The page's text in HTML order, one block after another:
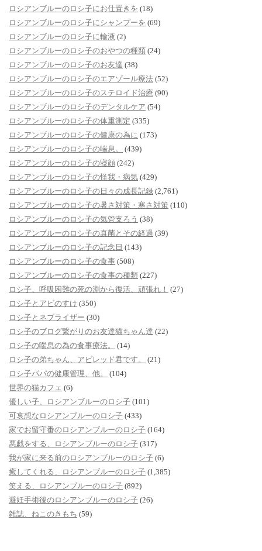
ロシアンブルーのロシ子にお仕置きを (18)
ロシアンブルーのロシ子にシャンプーを (69)
ロシアンブルーのロシ子に輸液 (2)
ロシアンブルーのロシ子のおやつの種類 (24)
ロシアンブルーのロシ子のお友達 (38)
ロシアンブルーのロシ子のエアゾール療法 (52)
ロシアンブルーのロシ子のステロイド治療 (90)
ロシアンブルーのロシ子のデンタルケア (54)
ロシアンブルーのロシ子の体重測定 (335)
ロシアンブルーのロシ子の健康の為に (173)
ロシアンブルーのロシ子の喘息。
(439)
ロシアンブルーのロシ子の寝顔 (242)
ロシアンブルーのロシ子の怪我・病気 (429)
ロシアンブルーのロシ子の日々の成長記録 (2,761)
ロシアンブルーのロシ子の暑さ対策・寒さ対策 (110)
ロシアンブルーのロシ子の気管支ろう (38)
ロシアンブルーのロシ子の真菌とその経過 (39)
ロシアンブルーのロシ子の記念日 (143)
ロシアンブルーのロシ子の食事 (508)
ロシアンブルーのロシ子の食事の種類 (227)
ロシ子、呼吸困難の死の淵から復活、頑張れ！ (27)
ロシ子とアビのすけ (350)
ロシ子とネブライザー (30)
ロシ子のブログ繋がりのお友達猫ちゃん達 (22)
ロシ子の喘息の為の食事療法。
(14)
ロシ子の弟ちゃん、アビレッド君です。
(21)
ロシ子パパの健康管理、他。
(104)
世界の猫カフェ (6)
優しい子、ロシアンブルーのロシ子 (101)
可哀想なロシアンブルーのロシ子 (433)
家でお留守番のロシアンブルーのロシ子 (164)
悪戯をする、ロシアンブルーのロシ子 (317)
我が家に来る前のロシアンブルーのロシ子 (6)
癒してくれる、ロシアンブルーのロシ子 (1,385)
笑える、ロシアンブルーのロシ子 (892)
避妊手術後のロシアンブルーのロシ子 (26)
雑誌、ねこのきもち (59)